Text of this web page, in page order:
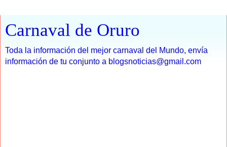
Carnaval de Oruro
Toda la información del mejor carnaval del Mundo, envía
información de tu conjunto a blogsnoticias@gmail.com